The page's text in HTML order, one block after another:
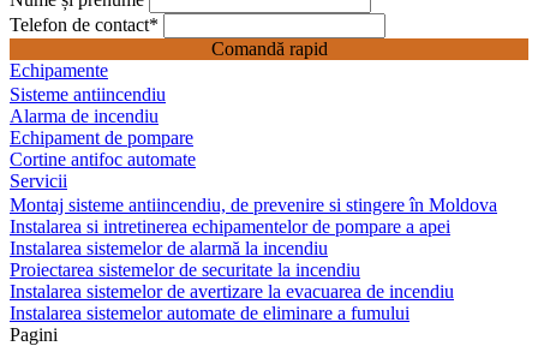
Telefon de contact*
Comandă rapid
Echipamente
Sisteme antiincendiu
Alarma de incendiu
Echipament de pompare
Cortine antifoc automate
Servicii
Montaj sisteme antiincendiu, de prevenire si stingere în Moldova
Instalarea si intretinerea echipamentelor de pompare a apei
Instalarea sistemelor de alarmă la incendiu
Proiectarea sistemelor de securitate la incendiu
Instalarea sistemelor de avertizare la evacuarea de incendiu
Instalarea sistemelor automate de eliminare a fumului
Pagini